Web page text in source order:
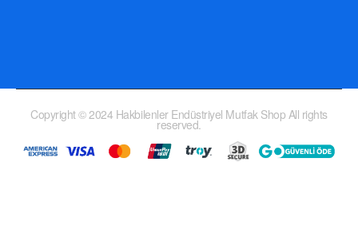
Copyright © 2024 Hakbilenler Endüstriyel Mutfak Shop All rights
reserved.